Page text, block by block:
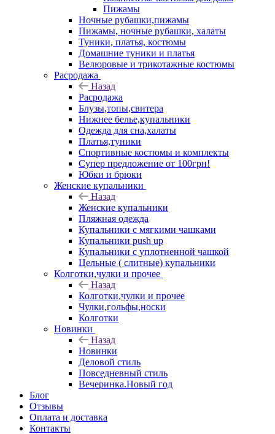
Пижамы
Ночные рубашки,пижамы
Пижамы, ночные рубашки, халаты
Туники, платья, костюмы
Домашние туники и платья
Велюровые и трикотажные костюмы
Расродажа
Назад
Расродажа
Блузы,топы,свитера
Нижнее белье,купальники
Одежда для сна,халаты
Платья,туники
Спортивные костюмы и комплекты
Супер предложение от 100грн!
Юбки и брюки
Женские купальники
Назад
Женские купальники
Пляжная одежда
Купальники с мягкими чашками
Купальники push up
Купальники с уплотненной чашкой
Цельные ( слитные) купальники
Колготки,чулки и прочее
Назад
Колготки,чулки и прочее
Чулки,гольфы,носки
Колготки
Новинки
Назад
Новинки
Деловой стиль
Повседневный стиль
Вечеринка.Новый год
Блог
Отзывы
Оплата и доставка
Контакты